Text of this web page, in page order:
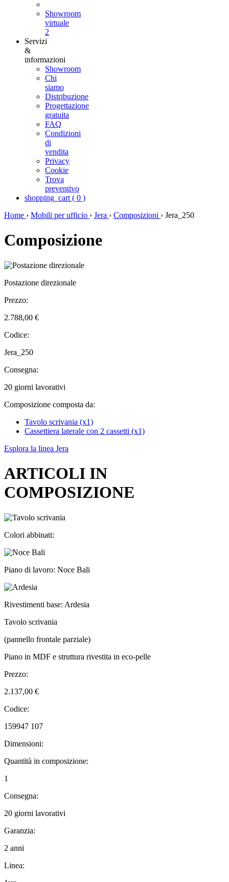
Showroom
virtuale
2
Servizi
&
informazioni
Showroom
Chi
siamo
Distribuzione
Progettazione
gratuita
FAQ
Condizioni
di
vendita
Privacy
Cookie
Trova
preventivo
shopping_cart ( 0 )
Home › Mobili per ufficio › Jera › Composizioni › Jera_250
Composizione
Postazione direzionale
Prezzo:
2.788,00 €
Codice:
Jera_250
Consegna:
20 giorni lavorativi
Composizione composta da:
Tavolo scrivania (x1)
Cassettiera laterale con 2 cassetti (x1)
Esplora la linea Jera
ARTICOLI IN
COMPOSIZIONE
Colori abbinati:
Piano di lavoro: Noce Bali
Rivestimenti base: Ardesia
Tavolo scrivania
(pannello frontale parziale)
Piano in MDF e struttura rivestita in eco-pelle
Prezzo:
2.137,00 €
Codice:
159947 107
Dimensioni:
Quantità in composizione:
1
Consegna:
20 giorni lavorativi
Garanzia:
2 anni
Linea: